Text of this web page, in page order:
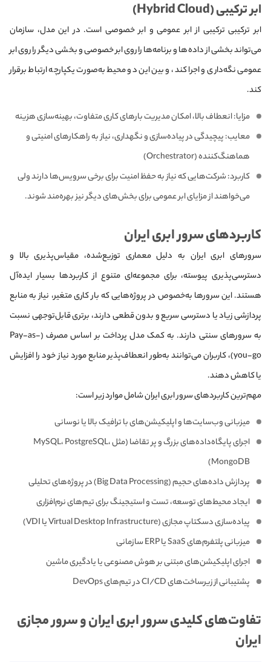
ابر ترکیبی (Hybrid Cloud)
ابر ترکیبی ترکیبی از ابر عمومی و ابر خصوصی است. در این مدل، سازمان
می‌تواند بخشی از داده‌ها و برنامه‌ها را روی ابر خصوصی و بخشی دیگر را روی ابر
عمومی نگه‌داری و اجرا کند، و بین این دو محیط به‌صورت یکپارچه ارتباط برقرار
کند.
مزایا: انعطاف بالا، امکان مدیریت بارهای کاری متفاوت، بهینه‌سازی هزینه
معایب: پیچیدگی در پیاده‌سازی و نگهداری، نیاز به راهکارهای امنیتی و
هماهنگ‌کننده (Orchestrator)
کاربرد: شرکت‌هایی که نیاز به حفظ امنیت برای برخی سرویس‌ها دارند ولی
می‌خواهند از مزایای ابر عمومی برای بخش‌های دیگر نیز بهره‌مند شوند.
کاربردهای سرور ابری ایران
سرورهای ابری ایران به دلیل معماری توزیع‌شده، مقیاس‌پذیری بالا و
دسترسی‌پذیری پیوسته، برای مجموعه‌ای متنوع از کاربردها بسیار ایده‌آل
هستند. این سرورها به‌خصوص در پروژه‌هایی که بار کاری متغیر، نیاز به منابع
پردازشی زیاد یا دسترسی سریع و بدون قطعی دارند، برتری قابل‌توجهی نسبت
به سرورهای سنتی دارند. به کمک مدل پرداخت بر اساس مصرف (Pay-as-
you-go)، کاربران می‌توانند به‌طور انعطاف‌پذیر منابع مورد نیاز خود را افزایش
یا کاهش دهند.
مهم‌ترین کاربردهای سرور ابری ایران شامل موارد زیر است:
میزبانی وب‌سایت‌ها و اپلیکیشن‌های با ترافیک بالا یا نوسانی
اجرای پایگاه‌داده‌های بزرگ و پر تقاضا (مثل MySQL، PostgreSQL،
MongoDB)
پردازش داده‌های حجیم (Big Data Processing) در پروژه‌های تحلیلی
ایجاد محیط‌های توسعه، تست و استیجینگ برای تیم‌های نرم‌افزاری
پیاده‌سازی دسکتاپ مجازی (Virtual Desktop Infrastructure یا VDI)
میزبانی پلتفرم‌های SaaS یا ERP سازمانی
اجرای اپلیکیشن‌های مبتنی بر هوش مصنوعی یا یادگیری ماشین
پشتیبانی از زیرساخت‌های CI/CD در تیم‌های DevOps
تفاوت‌های کلیدی سرور ابری ایران و سرور مجازی
ایران